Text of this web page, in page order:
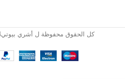
كل الحقوق محفوظة ل أشري بيوتي2024 ©
SKIN1004
Centella
Poremizing